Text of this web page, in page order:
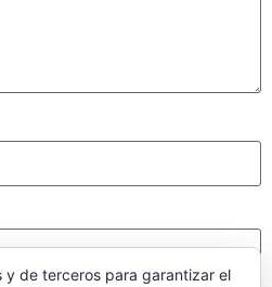
y de terceros para garantizar el